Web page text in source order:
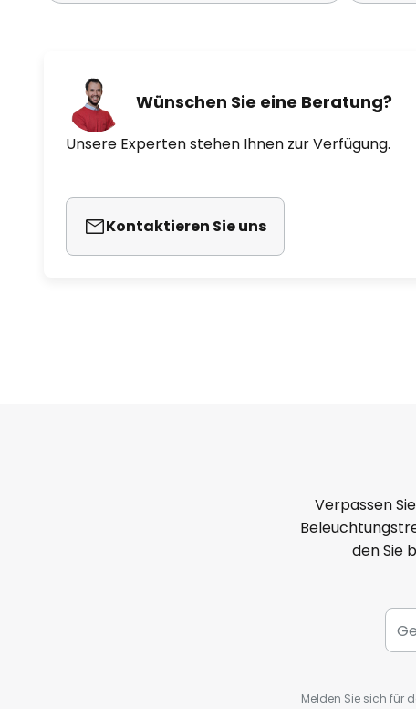
Wünschen Sie eine Beratung?
Unsere Experten stehen Ihnen zur Verfügung.
Kontaktieren Sie uns
Verpassen
den Sie
Melden Sie sich für